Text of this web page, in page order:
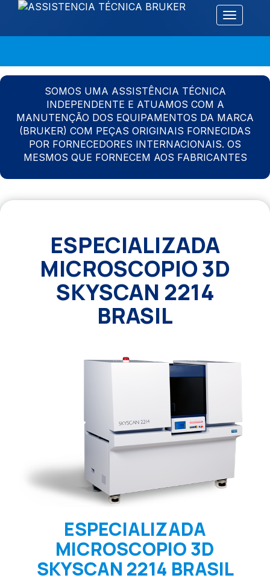
Alternar
SOMOS UMA ASSISTÊNCIA TÉCNICA
INDEPENDENTE E ATUAMOS COM A
MANUTENÇÃO DOS EQUIPAMENTOS DA MARCA
(BRUKER) COM PEÇAS ORIGINAIS FORNECIDAS
POR FORNECEDORES INTERNACIONAIS. OS
MESMOS QUE FORNECEM AOS FABRICANTES
ESPECIALIZADA
MICROSCOPIO 3D
SKYSCAN 2214
BRASIL
ESPECIALIZADA
MICROSCOPIO 3D
SKYSCAN 2214 BRASIL